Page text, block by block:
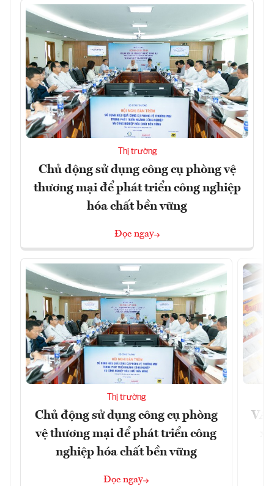
Thị trường
Chủ động sử dụng công cụ phòng vệ
thương mại để phát triển công nghiệp
hóa chất bền vững
Đọc ngay
Thị trường
Chủ động sử dụng công cụ phòng
vệ thương mại để phát triển công
nghiệp hóa chất bền vững
Đọc ngay